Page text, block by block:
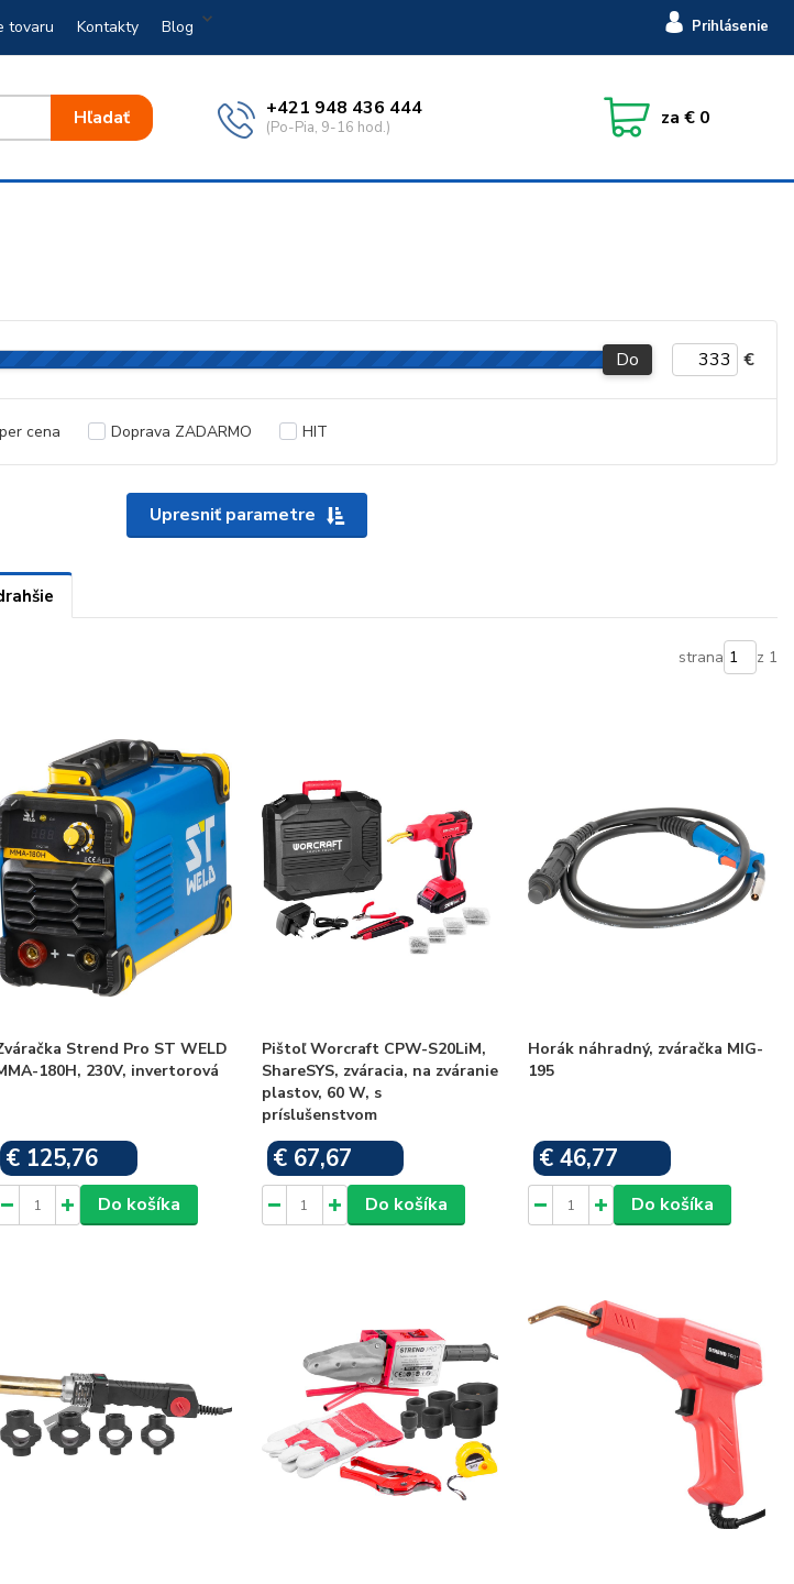
tovaru Kontakty Blog Prihlásenie
Hľadať +421 948 436 444
(Po-Pia, 9-16 hod.) za € 0
Upresniť parametre
Do €
cena Doprava ZADARMO HIT
strana z 1
Strend Pro ST WELD
180H, 230V, invertorová
€ 125,76
Do košíka
Pištoľ Worcraft CPW-S20LiM,
ShareSYS, zváracia, na zváranie
plastov, 60 W, s
príslušenstvom
€ 67,67
Do košíka
Horák náhradný, zváračka MIG-
195
€ 46,77
Do košíka